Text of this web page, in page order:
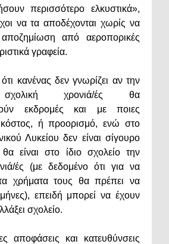
περισσότερο ελκυστικά»,
να τα αποδέχονται χωρίς να
από αεροπορικές
γραφεία.
κανένας δεν γνωρίζει αν την
σχολική χρονιά/ές θα
εκδρομές και με ποιες
ή προορισμό, ενώ στο
Λυκείου δεν είναι σίγουρο
είναι στο ίδιο σχολείο την
ές (με δεδομένο ότι για να
χρήματα τους θα πρέπει να
επειδή μπορεί να έχουν
σχολείο.
αποφάσεις και κατευθύνσεις